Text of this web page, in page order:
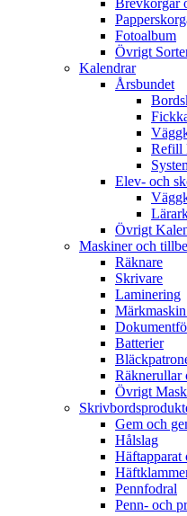
Brevkorgar
Fotoalbum
Övrigt
Kalendrar
Årsbundet
Refill
Elev- och
Övrigt
Maskiner och
Räknare
Skrivare
Laminering
Batterier
Räknerullar
Övrigt
Gem och
Hålslag
Häftapparat
Pennfodral
Penn- och